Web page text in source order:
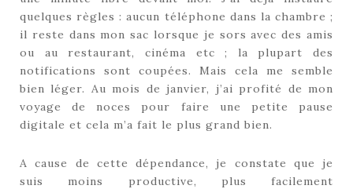
quelques règles : aucun téléphone dans la chambre ;
il reste dans mon sac lorsque je sors avec des amis
ou au restaurant, cinéma etc ; la plupart des
notifications sont coupées. Mais cela me semble
bien léger. Au mois de janvier, j’ai profité de mon
voyage de noces pour faire une petite pause
digitale et cela m’a fait le plus grand bien.
A cause de cette dépendance, je constate que je
suis moins productive, plus facilement